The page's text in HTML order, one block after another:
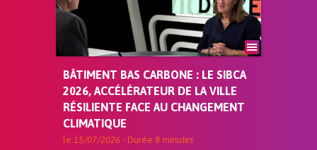
BÂTIMENT BAS CARBONE : LE SIBCA
2026, ACCÉLÉRATEUR DE LA VILLE
RÉSILIENTE FACE AU CHANGEMENT
CLIMATIQUE
le 15/07/2026 - Durée 8 minutes